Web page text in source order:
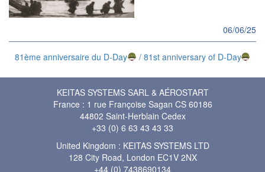
06/06/25
81ème anniversaire du D-Day / 81st anniversary of D-Day
KEITAS SYSTEMS SARL & AÉROSTART
France : 1 rue Françoise Sagan CS 60186
44802 Saint-Herblain Cedex
+33 (0) 6 63 43 43 33
United Kingdom : KEITAS SYSTEMS LTD
128 City Road, London EC1V 2NX
+44 (0) 7438690134